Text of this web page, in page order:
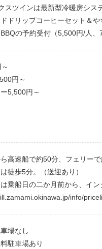
スツインは最新型冷暖房シス
ドドリップコーヒーセット＆
BBQの予約受付（5,500円/人
円～
5,500円～
高速船で約50分、フェリーで
徒歩5分。（送迎あり）
乗船日の二か月前から、イ
info/
場なし
駐車場あり